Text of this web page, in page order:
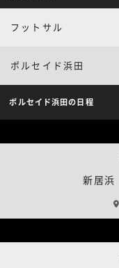
フットサル
ポルセイド浜田
ポルセイド浜田の日程
新居浜